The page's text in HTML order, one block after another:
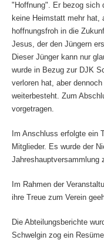
"Hoffnung". Er bezog sich
keine Heimstatt mehr hat,
hoffnungsfroh in die
Jesus, der den Jüngern
Dieser Jünger kann nur
wurde in Bezug zur DJK
verloren hat, aber
weiterbesteht. Zum
vorgetragen.
Im Anschluss erfolgte ein
Mitglieder. Es wurde der
Jahreshauptversammlung
Im Rahmen der
ihre Treue zum Verein
Die Abteilungsberichte
Schwelgin zog ein